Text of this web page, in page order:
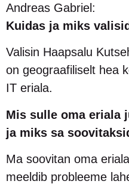
Andreas Gabriel:
Kuidas ja miks
Valisin Haapsalu
on geograafiliselt hea
IT eriala.
Mis sulle oma eriala
ja miks sa
Ma soovitan oma
meeldib probleeme